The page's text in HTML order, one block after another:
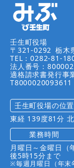
壬生町役場
〒321-0292 栃木
TEL：0282-81-
法人番号：
適格請求書発行事
T8000020093611
壬生町役場の位置
東経 139度81分
業務時間
月曜日～金曜日（
後5時15分まで
※毎週月曜日（年末